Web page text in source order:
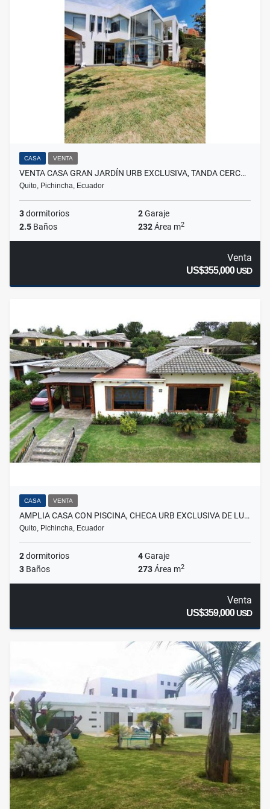
CASA VENTA
VENTA CASA GRAN JARDÍN URB EXCLUSIVA, TANDA CERC…
Quito, Pichincha, Ecuador
3dormitorios 2Garaje
2.5 Baños 232Área m2
Venta
US$355,000USD
CASA VENTA
AMPLIA CASA CON PISCINA, CHECA URB EXCLUSIVA DE LU…
Quito, Pichincha, Ecuador
2dormitorios 4Garaje
3 Baños 273Área m2
Venta
US$359,000USD